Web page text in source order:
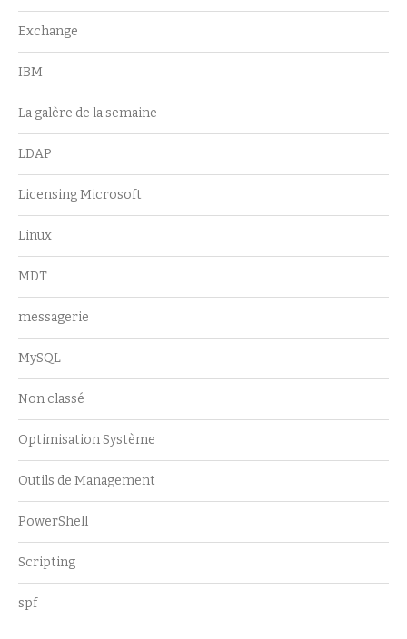
Exchange
IBM
La galère de la semaine
LDAP
Licensing Microsoft
Linux
MDT
messagerie
MySQL
Non classé
Optimisation Système
Outils de Management
PowerShell
Scripting
spf